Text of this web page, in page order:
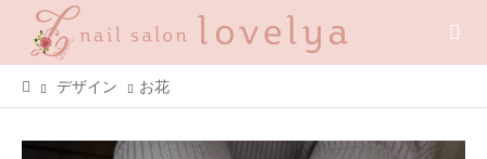
デザイン お花